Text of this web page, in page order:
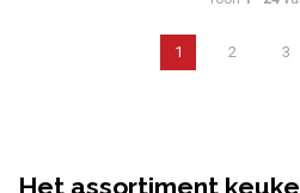
1 2 3
Het assortiment